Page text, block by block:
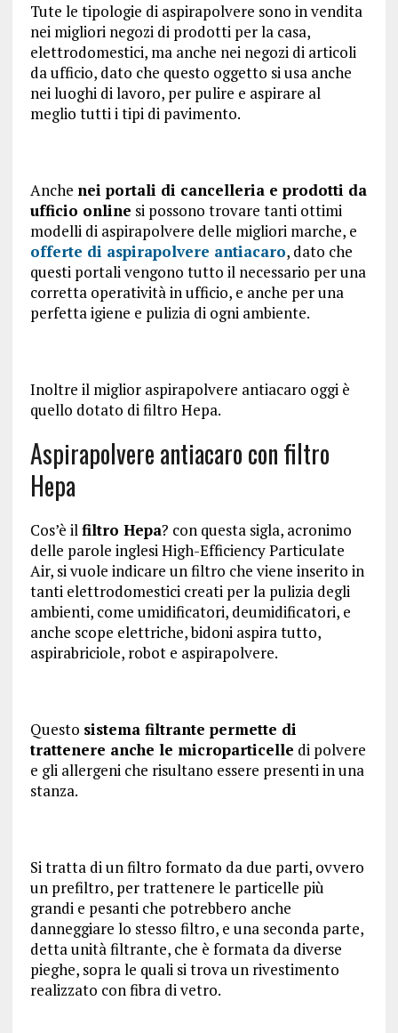
Tute le tipologie di aspirapolvere sono in vendita
nei migliori negozi di prodotti per la casa,
elettrodomestici, ma anche nei negozi di articoli
da ufficio, dato che questo oggetto si usa anche
nei luoghi di lavoro, per pulire e aspirare al
meglio tutti i tipi di pavimento.
Anche nei portali di cancelleria e prodotti da
ufficio online si possono trovare tanti ottimi
modelli di aspirapolvere delle migliori marche, e
offerte di aspirapolvere antiacaro, dato che
questi portali vengono tutto il necessario per una
corretta operatività in ufficio, e anche per una
perfetta igiene e pulizia di ogni ambiente.
Inoltre il miglior aspirapolvere antiacaro oggi è
quello dotato di filtro Hepa.
Aspirapolvere antiacaro con filtro
Hepa
Cos’è ilfiltro Hepa? con questa sigla, acronimo
delle parole inglesi High-Efficiency Particulate
Air, si vuole indicare un filtro che viene inserito in
tanti elettrodomestici creati per la pulizia degli
ambienti, come umidificatori, deumidificatori, e
anche scope elettriche, bidoni aspira tutto,
aspirabriciole, robot e aspirapolvere.
Questo sistema filtrante permette di
trattenere anche le microparticelle di polvere
e gli allergeni che risultano essere presenti in una
stanza.
Si tratta di un filtro formato da due parti, ovvero
un prefiltro, per trattenere le particelle più
grandi e pesanti che potrebbero anche
danneggiare lo stesso filtro, e una seconda parte,
detta unità filtrante, che è formata da diverse
pieghe, sopra le quali si trova un rivestimento
realizzato con fibra di vetro.